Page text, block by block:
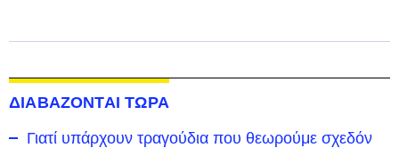
ΔΙΑΒΑΖΟΝΤΑΙ ΤΩΡΑ
Γιατί υπάρχουν τραγούδια που θεωρούμε σχεδόν